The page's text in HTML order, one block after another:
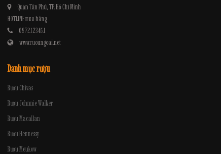
Quận Tân Phú, TP. Hồ Chí Minh
HOTLINE mua hàng
0972.12345.1
www.ruoungoai.net
Danh mục rượu
Rượu Chivas
Rượu Johnnie Walker
Rượu Macallan
Rượu Hennessy
Rượu Meukow